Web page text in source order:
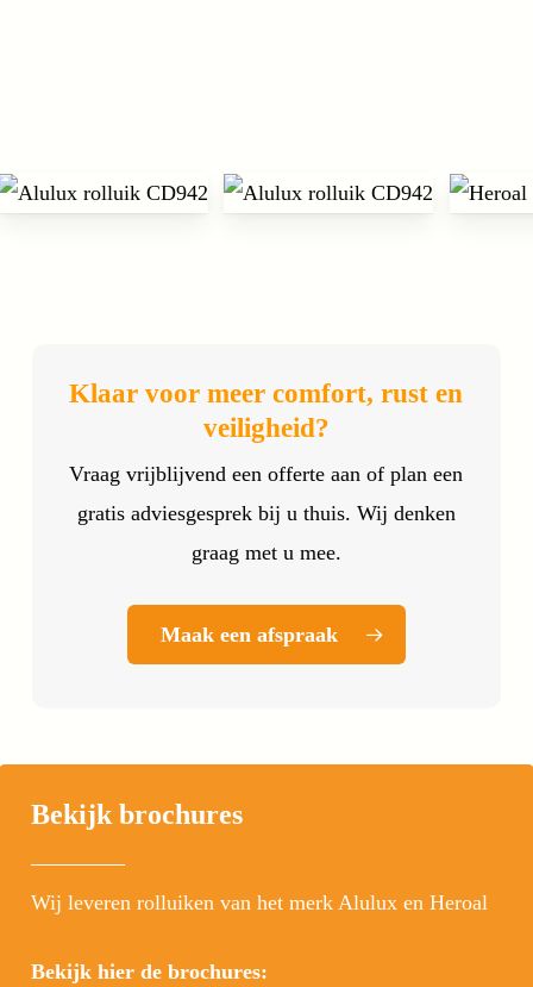
Klaar voor meer comfort, rust en
veiligheid?
Vraag vrijblijvend een offerte aan of plan een
gratis adviesgesprek bij u thuis. Wij denken
graag met u mee.
Maak een afspraak
Bekijk brochures
Wij leveren rolluiken van het merk Alulux en Heroal
Bekijk hier de brochures: